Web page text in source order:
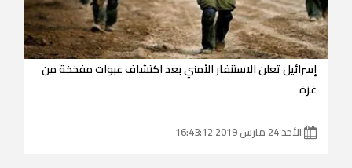
إسرائيل تعلن الاستنفار الأمني بعد اكتشاف عبوات مفخخة من
غزة
الأحد 24 مارس 2019 16:43:12